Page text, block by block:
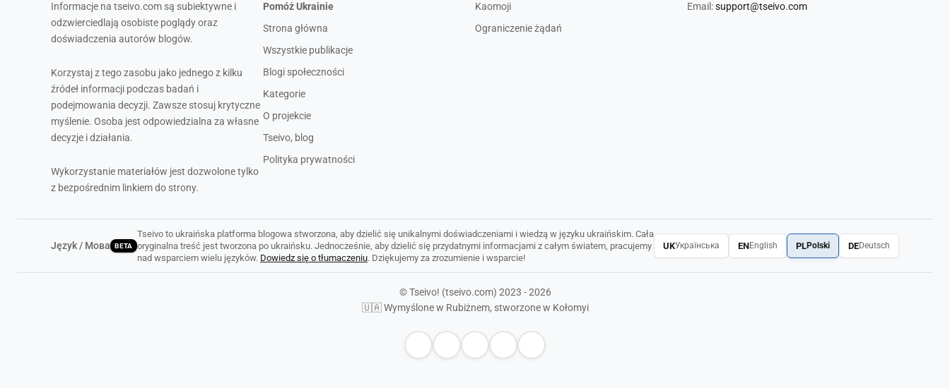
Informacje na tseivo.com są subiektywne i
odzwierciedlają osobiste poglądy oraz
doświadczenia autorów blogów.
Korzystaj z tego zasobu jako jednego z kilku
źródeł informacji podczas badań i
podejmowania decyzji. Zawsze stosuj krytyczne
myślenie. Osoba jest odpowiedzialna za własne
decyzje i działania.
Wykorzystanie materiałów jest dozwolone tylko
z bezpośrednim linkiem do strony.
Pomóż Ukrainie
Strona główna
Wszystkie publikacje
Blogi społeczności
Kategorie
O projekcie
Tseivo, blog
Polityka prywatności
Kaomoji
Ograniczenie żądań
Email:support@tseivo.com
Język / Мова BETA
Tseivo to ukraińska platforma blogowa stworzona, aby dzielić się unikalnymi doświadczeniami i wiedzą w języku ukraińskim. Cała
oryginalna treść jest tworzona po ukraińsku. Jednocześnie, aby dzielić się przydatnymi informacjami z całym światem, pracujemy
nad wsparciem wielu języków. Dowiedz się o tłumaczeniu. Dziękujemy za zrozumienie i wsparcie!
UKУкраїнська ENEnglish PLPolski DEDeutsch
© Tseivo! (tseivo.com) 2023 - 2026
🇺🇦 Wymyślone w Rubiżnem, stworzone w Kołomyi